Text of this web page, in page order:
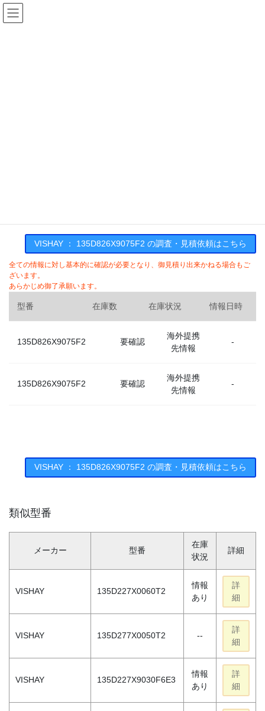
コ
ン
ナ
ビ
VISHAY ： 135D826X9075F2 の調査・見積依頼はこちら
全ての情報に対し基本的に確認が必要となり、御見積り出来かねる場合もご
ざいます。
あらかじめ御了承願います。
型番 在庫数 在庫状況 情報日時
135D826X9075F2 要確認
海外提携
先情報
-
135D826X9075F2 要確認
海外提携
先情報
-
VISHAY ： 135D826X9075F2 の調査・見積依頼はこちら
類似型番
メーカー 型番
在庫
状況
詳細
VISHAY 135D227X0060T2
情報
あり
詳
細
VISHAY 135D277X0050T2 --
詳
細
VISHAY 135D227X9030F6E3
情報
あり
詳
細